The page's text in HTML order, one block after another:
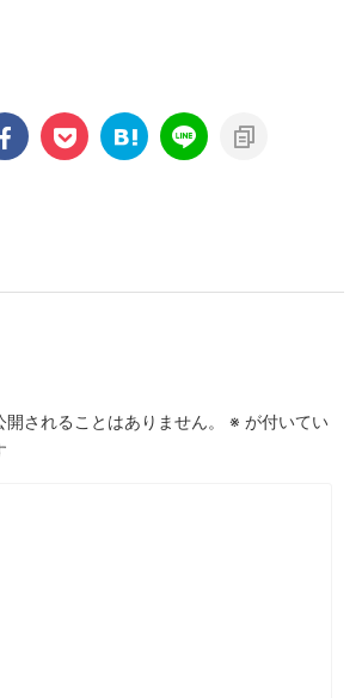
されることはありません。 ※ が付いてい